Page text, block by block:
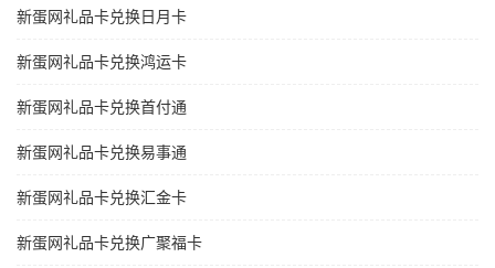
新蛋网礼品卡兑换日月卡
新蛋网礼品卡兑换鸿运卡
新蛋网礼品卡兑换首付通
新蛋网礼品卡兑换易事通
新蛋网礼品卡兑换汇金卡
新蛋网礼品卡兑换广聚福卡